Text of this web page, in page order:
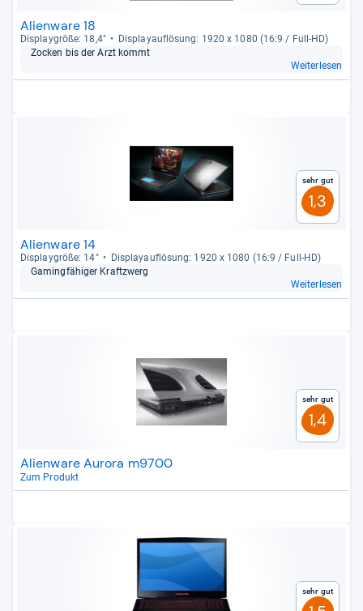
Alienware 18
Dis­play­größe: 18,4"
Dis­pla­yauf­lö­sung: 1920 x 1080 (16:9 / Full-​HD)
Zocken bis der Arzt kommt
Weiterlesen
Sehr gut
1,3
Alienware 14
Dis­play­größe: 14"
Dis­pla­yauf­lö­sung: 1920 x 1080 (16:9 / Full-​HD)
Gaming­fä­hi­ger Kraft­zwerg
Weiterlesen
Sehr gut
1,4
Alienware Aurora m9700
Zum Produkt
Sehr gut